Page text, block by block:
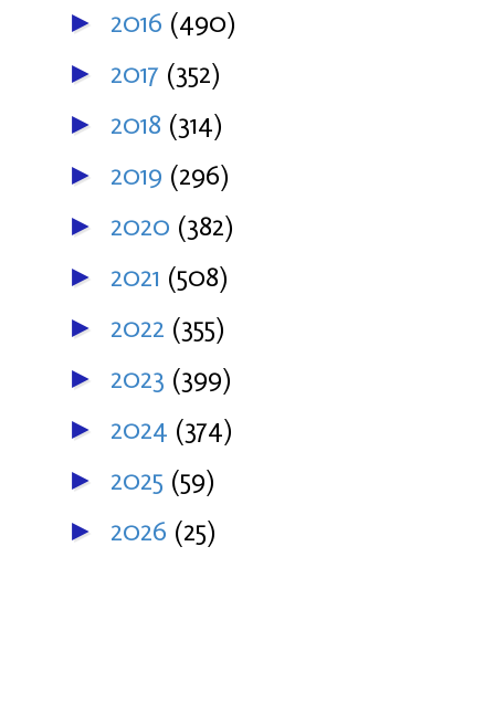
► 2016 (490)
► 2017 (352)
► 2018 (314)
► 2019 (296)
► 2020 (382)
► 2021 (508)
► 2022 (355)
► 2023 (399)
► 2024 (374)
► 2025 (59)
► 2026 (25)